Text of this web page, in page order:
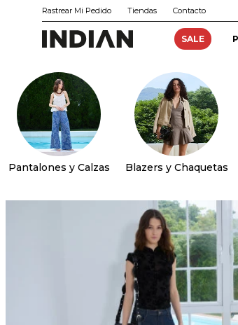
SALE
Rastrear Mi Pedido Tiendas Contacto
Pantalones y Calzas Blazers y Chaquetas